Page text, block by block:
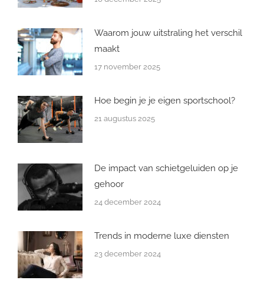
Waarom jouw uitstraling het verschil
maakt
17 november 2025
Hoe begin je je eigen sportschool?
21 augustus 2025
De impact van schietgeluiden op je
gehoor
24 december 2024
Trends in moderne luxe diensten
23 december 2024